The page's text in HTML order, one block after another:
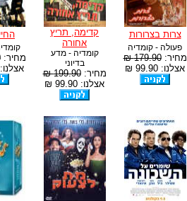
צרות בצרורות
פעולה - קומדיה
מחיר:179.90 ₪
אצלנו: 99.90 ₪
קדימה, תריץ
אחורה
קומדיה - מדע
בדיוני
מחיר:199.90 ₪
אצלנו: 99.90 ₪
מחיר:
אצלנו: 99.90 ₪